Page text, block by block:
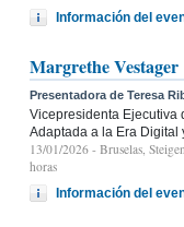
Información del
Margrethe Vestager
Presentadora de Teresa
Vicepresidenta Ejecutiva
Adaptada a la Era
13/01/2026 - Bruselas,
horas
Información del